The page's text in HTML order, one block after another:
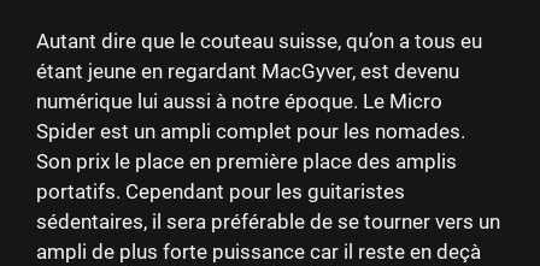
Autant dire que le couteau suisse, qu’on a tous eu
étant jeune en regardant MacGyver, est devenu
numérique lui aussi à notre époque. Le Micro
Spider est un ampli complet pour les nomades.
Son prix le place en première place des amplis
portatifs. Cependant pour les guitaristes
sédentaires, il sera préférable de se tourner vers un
ampli de plus forte puissance car il reste en deçà